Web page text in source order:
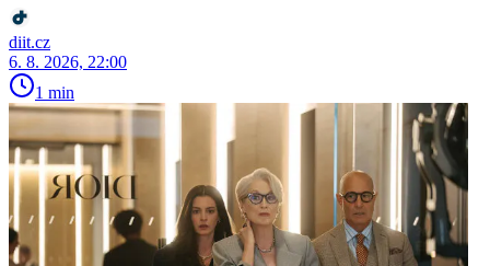
diit.cz
6. 8. 2026, 22:00
1 min